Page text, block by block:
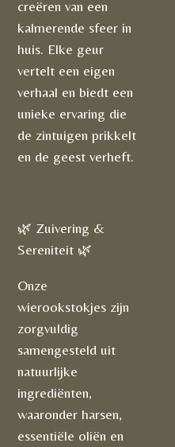
creëren van een
kalmerende sfeer in
huis. Elke geur
vertelt een eigen
verhaal en biedt een
unieke ervaring die
de zintuigen prikkelt
en de geest verheft.
🌿 Zuivering &
Sereniteit 🌿
Onze
wierookstokjes zijn
zorgvuldig
samengesteld uit
natuurlijke
ingrediënten,
waaronder harsen,
essentiële oliën en